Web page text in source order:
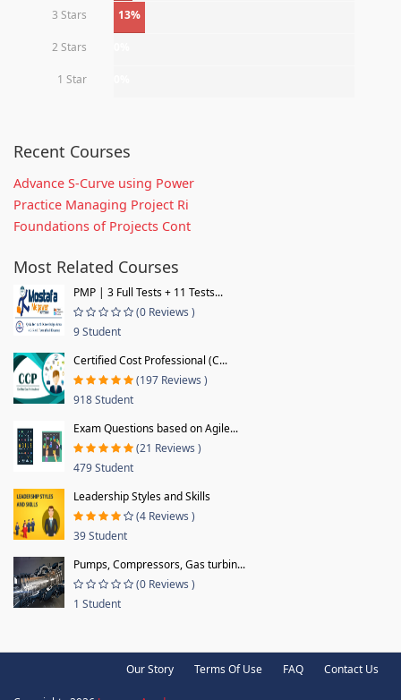
3 Stars 13%
2 Stars
1 Star
Recent Courses
Advance S-Curve using Power
Practice Managing Project Ri
Foundations of Projects Cont
Most Related Courses
PMP | 3 Full Tests + 11 Tests...
(0 Reviews )
9 Student
Certified Cost Professional (C...
(197 Reviews )
918 Student
Exam Questions based on Agile...
(21 Reviews )
479 Student
Leadership Styles and Skills
(4 Reviews )
39 Student
Pumps, Compressors, Gas turbin...
(0 Reviews )
1 Student
Our Story Terms Of Use FAQ Contact Us